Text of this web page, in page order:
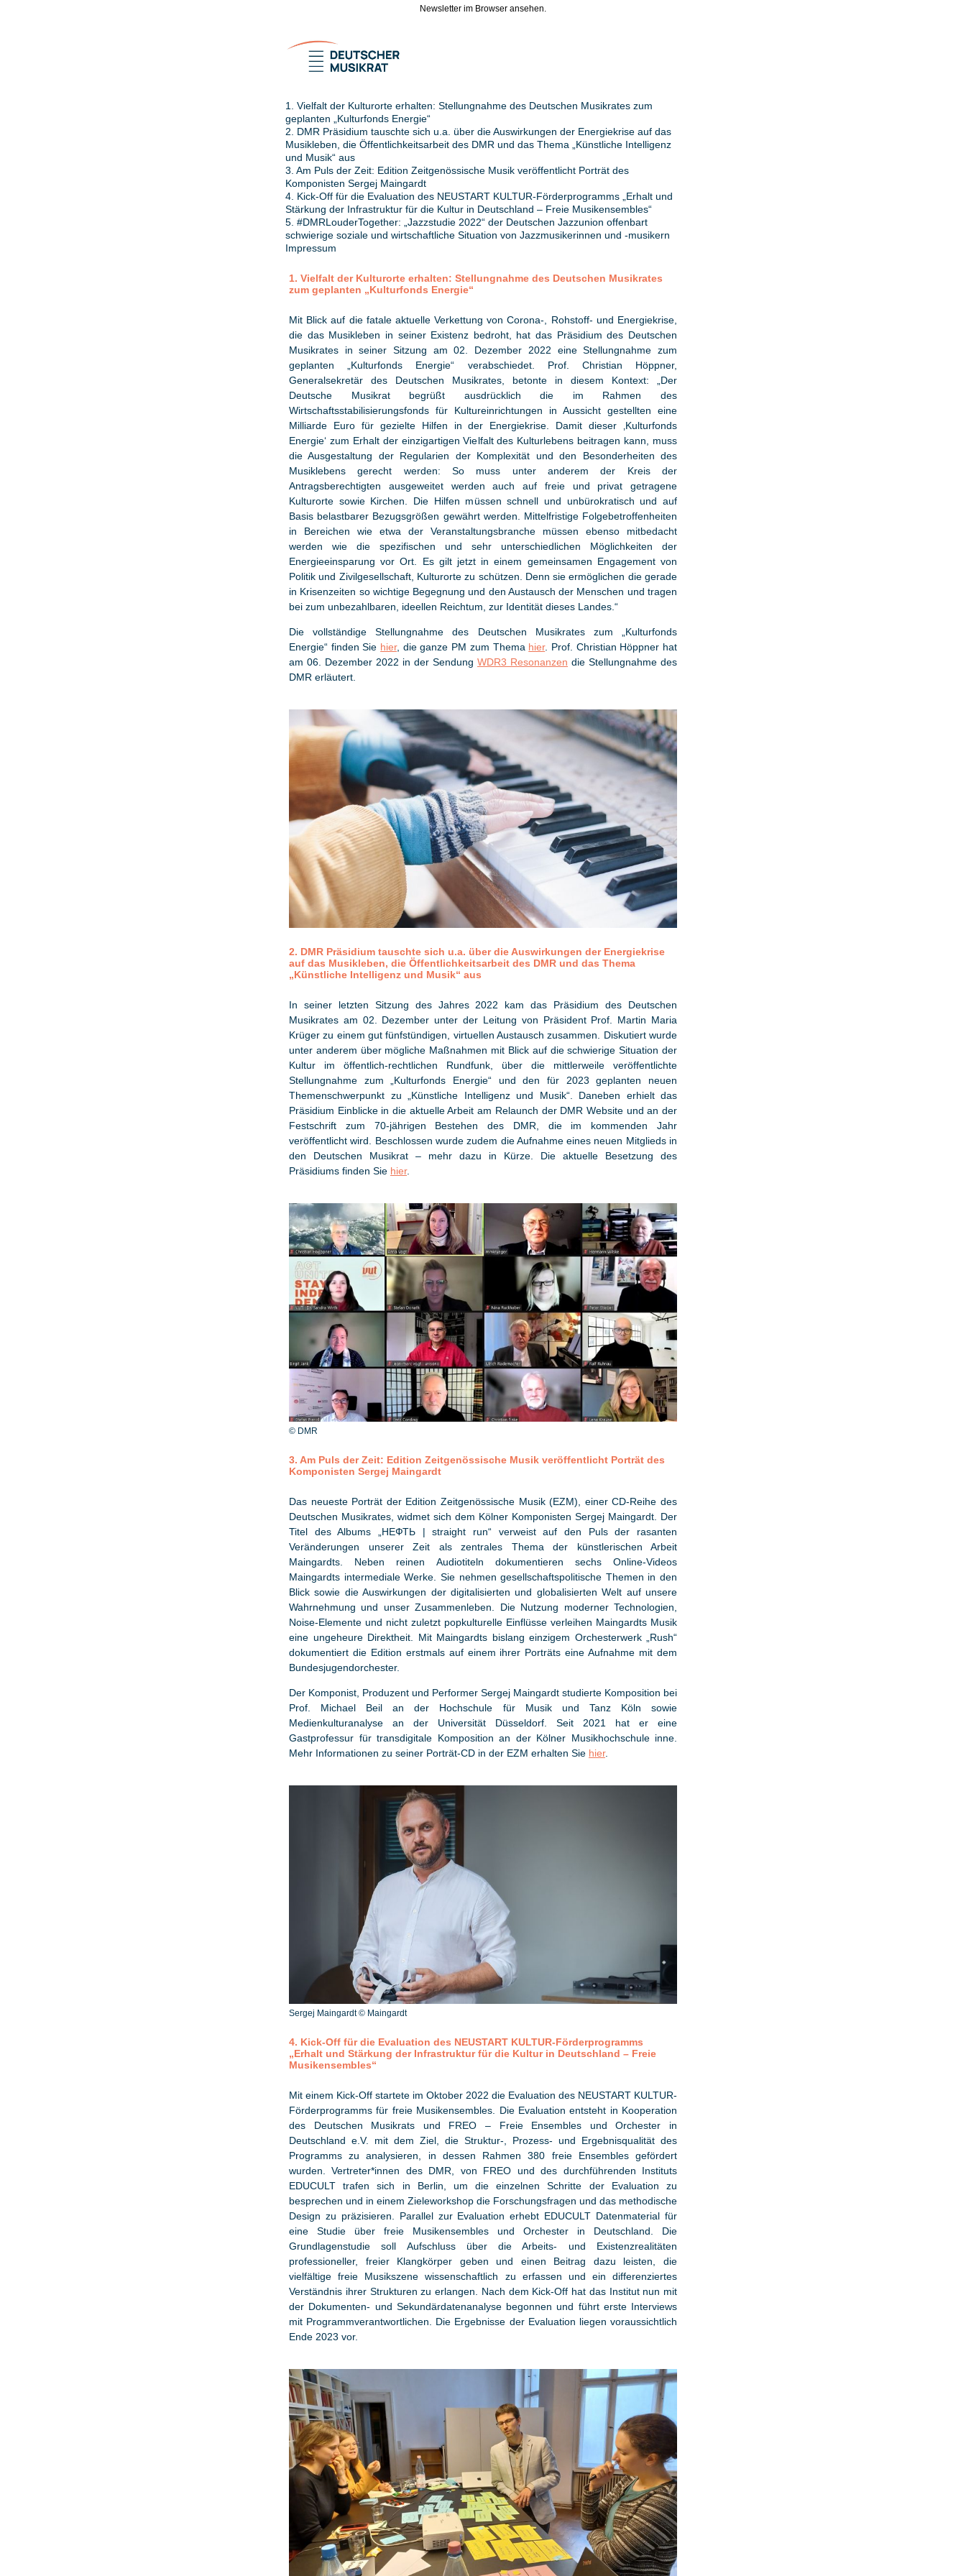
Newsletter im Browser ansehen.
1. Vielfalt der Kulturorte erhalten: Stellungnahme des Deutschen Musikrates zum
geplanten „Kulturfonds Energie“
2. DMR Präsidium tauschte sich u.a. über die Auswirkungen der Energiekrise auf das
Musikleben, die Öffentlichkeitsarbeit des DMR und das Thema „Künstliche Intelligenz
und Musik“ aus
3. Am Puls der Zeit: Edition Zeitgenössische Musik veröffentlicht Porträt des
Komponisten Sergej Maingardt
4. Kick-Off für die Evaluation des NEUSTART KULTUR-Förderprogramms „Erhalt und
Stärkung der Infrastruktur für die Kultur in Deutschland – Freie Musikensembles“
5. #DMRLouderTogether: „Jazzstudie 2022“ der Deutschen Jazzunion offenbart
schwierige soziale und wirtschaftliche Situation von Jazzmusikerinnen und -musikern
Impressum
1. Vielfalt der Kulturorte erhalten: Stellungnahme des Deutschen Musikrates
zum geplanten „Kulturfonds Energie“
Mit Blick auf die fatale aktuelle Verkettung von Corona-, Rohstoff- und Energiekrise,
die das Musikleben in seiner Existenz bedroht, hat das Präsidium des Deutschen
Musikrates in seiner Sitzung am 02. Dezember 2022 eine Stellungnahme zum
geplanten „Kulturfonds Energie“ verabschiedet. Prof. Christian Höppner,
Generalsekretär des Deutschen Musikrates, betonte in diesem Kontext: „Der
Deutsche Musikrat begrüßt ausdrücklich die im Rahmen des
Wirtschaftsstabilisierungsfonds für Kultureinrichtungen in Aussicht gestellten eine
Milliarde Euro für gezielte Hilfen in der Energiekrise. Damit dieser ‚Kulturfonds
Energie‘ zum Erhalt der einzigartigen Vielfalt des Kulturlebens beitragen kann, muss
die Ausgestaltung der Regularien der Komplexität und den Besonderheiten des
Musiklebens gerecht werden: So muss unter anderem der Kreis der
Antragsberechtigten ausgeweitet werden auch auf freie und privat getragene
Kulturorte sowie Kirchen. Die Hilfen müssen schnell und unbürokratisch und auf
Basis belastbarer Bezugsgrößen gewährt werden. Mittelfristige Folgebetroffenheiten
in Bereichen wie etwa der Veranstaltungsbranche müssen ebenso mitbedacht
werden wie die spezifischen und sehr unterschiedlichen Möglichkeiten der
Energieeinsparung vor Ort. Es gilt jetzt in einem gemeinsamen Engagement von
Politik und Zivilgesellschaft, Kulturorte zu schützen. Denn sie ermöglichen die gerade
in Krisenzeiten so wichtige Begegnung und den Austausch der Menschen und tragen
bei zum unbezahlbaren, ideellen Reichtum, zur Identität dieses Landes.“
Die vollständige Stellungnahme des Deutschen Musikrates zum „Kulturfonds
Energie“ finden Sie hier, die ganze PM zum Thema hier. Prof. Christian Höppner hat
am 06. Dezember 2022 in der Sendung WDR3 Resonanzen die Stellungnahme des
DMR erläutert.
2. DMR Präsidium tauschte sich u.a. über die Auswirkungen der Energiekrise
auf das Musikleben, die Öffentlichkeitsarbeit des DMR und das Thema
„Künstliche Intelligenz und Musik“ aus
In seiner letzten Sitzung des Jahres 2022 kam das Präsidium des Deutschen
Musikrates am 02. Dezember unter der Leitung von Präsident Prof. Martin Maria
Krüger zu einem gut fünfstündigen, virtuellen Austausch zusammen. Diskutiert wurde
unter anderem über mögliche Maßnahmen mit Blick auf die schwierige Situation der
Kultur im öffentlich-rechtlichen Rundfunk, über die mittlerweile veröffentlichte
Stellungnahme zum „Kulturfonds Energie“ und den für 2023 geplanten neuen
Themenschwerpunkt zu „Künstliche Intelligenz und Musik“. Daneben erhielt das
Präsidium Einblicke in die aktuelle Arbeit am Relaunch der DMR Website und an der
Festschrift zum 70-jährigen Bestehen des DMR, die im kommenden Jahr
veröffentlicht wird. Beschlossen wurde zudem die Aufnahme eines neuen Mitglieds in
den Deutschen Musikrat – mehr dazu in Kürze. Die aktuelle Besetzung des
Präsidiums finden Sie hier.
© DMR
3. Am Puls der Zeit: Edition Zeitgenössische Musik veröffentlicht Porträt des
Komponisten Sergej Maingardt
Das neueste Porträt der Edition Zeitgenössische Musik (EZM), einer CD-Reihe des
Deutschen Musikrates, widmet sich dem Kölner Komponisten Sergej Maingardt. Der
Titel des Albums „НЕФТЬ | straight run“ verweist auf den Puls der rasanten
Veränderungen unserer Zeit als zentrales Thema der künstlerischen Arbeit
Maingardts. Neben reinen Audiotiteln dokumentieren sechs Online-Videos
Maingardts intermediale Werke. Sie nehmen gesellschaftspolitische Themen in den
Blick sowie die Auswirkungen der digitalisierten und globalisierten Welt auf unsere
Wahrnehmung und unser Zusammenleben. Die Nutzung moderner Technologien,
Noise-Elemente und nicht zuletzt popkulturelle Einflüsse verleihen Maingardts Musik
eine ungeheure Direktheit. Mit Maingardts bislang einzigem Orchesterwerk „Rush“
dokumentiert die Edition erstmals auf einem ihrer Porträts eine Aufnahme mit dem
Bundesjugendorchester.
Der Komponist, Produzent und Performer Sergej Maingardt studierte Komposition bei
Prof. Michael Beil an der Hochschule für Musik und Tanz Köln sowie
Medienkulturanalyse an der Universität Düsseldorf. Seit 2021 hat er eine
Gastprofessur für transdigitale Komposition an der Kölner Musikhochschule inne.
Mehr Informationen zu seiner Porträt-CD in der EZM erhalten Sie hier.
Sergej Maingardt © Maingardt
4. Kick-Off für die Evaluation des NEUSTART KULTUR-Förderprogramms
„Erhalt und Stärkung der Infrastruktur für die Kultur in Deutschland – Freie
Musikensembles“
Mit einem Kick-Off startete im Oktober 2022 die Evaluation des NEUSTART KULTUR-
Förderprogramms für freie Musikensembles. Die Evaluation entsteht in Kooperation
des Deutschen Musikrats und FREO – Freie Ensembles und Orchester in
Deutschland e.V. mit dem Ziel, die Struktur-, Prozess- und Ergebnisqualität des
Programms zu analysieren, in dessen Rahmen 380 freie Ensembles gefördert
wurden. Vertreter*innen des DMR, von FREO und des durchführenden Instituts
EDUCULT trafen sich in Berlin, um die einzelnen Schritte der Evaluation zu
besprechen und in einem Zieleworkshop die Forschungsfragen und das methodische
Design zu präzisieren. Parallel zur Evaluation erhebt EDUCULT Datenmaterial für
eine Studie über freie Musikensembles und Orchester in Deutschland. Die
Grundlagenstudie soll Aufschluss über die Arbeits- und Existenzrealitäten
professioneller, freier Klangkörper geben und einen Beitrag dazu leisten, die
vielfältige freie Musikszene wissenschaftlich zu erfassen und ein differenziertes
Verständnis ihrer Strukturen zu erlangen. Nach dem Kick-Off hat das Institut nun mit
der Dokumenten- und Sekundärdatenanalyse begonnen und führt erste Interviews
mit Programmverantwortlichen. Die Ergebnisse der Evaluation liegen voraussichtlich
Ende 2023 vor.